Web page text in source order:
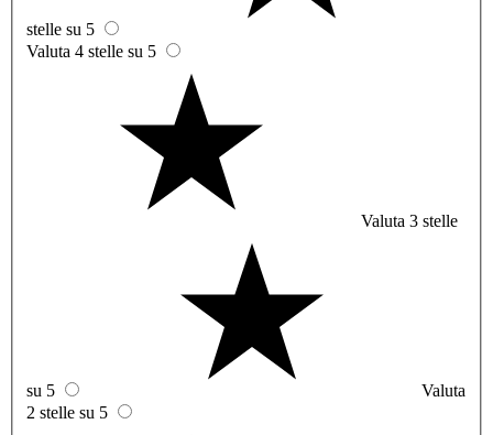
stelle su 5
Valuta 4 stelle su 5
Valuta 3 stelle
su 5
Valuta
2 stelle su 5